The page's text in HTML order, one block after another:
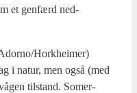
et gen­færd ned­
Horkheimer)
i natur, men også (med
til­stand. Somer­